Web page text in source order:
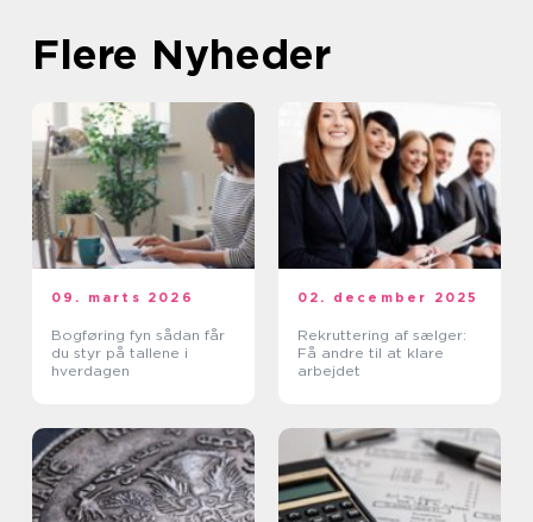
Flere Nyheder
09. marts 2026
Bogføring fyn sådan får
du styr på tallene i
hverdagen
02. december 2025
Rekruttering af sælger:
Få andre til at klare
arbejdet